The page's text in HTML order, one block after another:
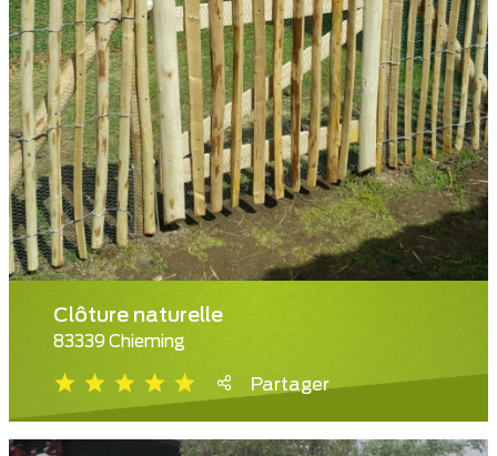
Clôture naturelle
83339 Chieming
Partager